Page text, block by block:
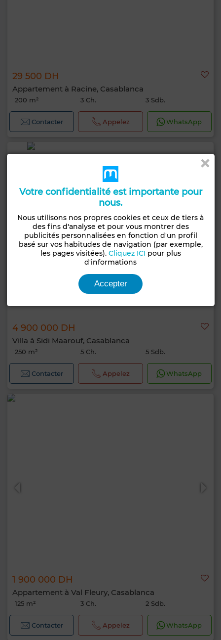
29 500 DH
Appartement à Racine, Casablanca
200 m² 3 Ch. 3 Sdb.
Contacter Appelez WhatsApp
4 900 000 DH
Villa à Sidi Maarouf, Casablanca
250 m² 5 Ch. 5 Sdb.
Contacter Appelez WhatsApp
1 900 000 DH
Appartement à Val Fleury, Casablanca
125 m² 3 Ch. 2 Sdb.
Contacter Appelez WhatsApp
Votre confidentialité est importante pour
nous.
Nous utilisons nos propres cookies et ceux de tiers à
des fins d'analyse et pour vous montrer des
publicités personnalisées en fonction d'un profil
basé sur vos habitudes de navigation (par exemple,
les pages visitées). Cliquez ICI pour plus
d'informations
Accepter